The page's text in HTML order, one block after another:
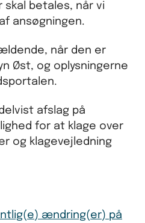
betales, når vi
ansøgningen.
når den er
Øst, og oplysningerne
afslag på
for at klage over
og klagevejledning
ændring(er) på